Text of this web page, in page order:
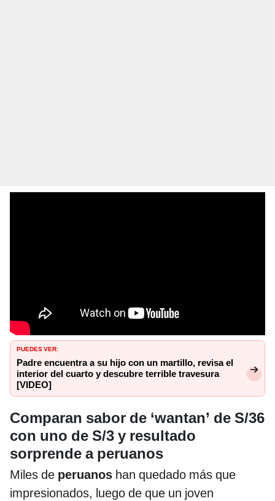
PUEDES VER:
Padre encuentra a su hijo con un martillo, revisa el
interior del cuarto y descubre terrible travesura
[VIDEO]
Comparan sabor de ‘wantan’ de S/36
con uno de S/3 y resultado
sorprende a peruanos
Miles de peruanos han quedado más que
impresionados, luego de que un joven